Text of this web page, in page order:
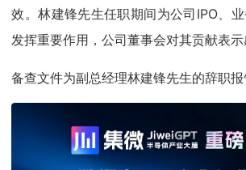
效。林建锋先生任职期间为公司IPO、
发挥重要作用，公司董事会对其贡献表示
备查文件为副总经理林建锋先生的辞职报